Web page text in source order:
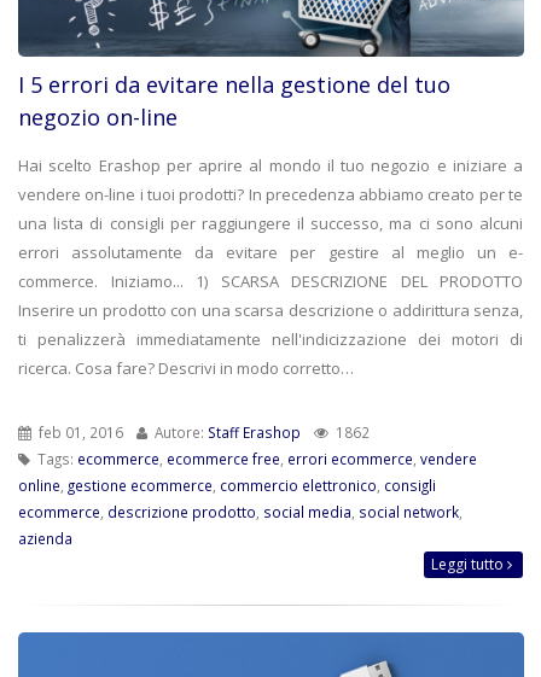
I 5 errori da evitare nella gestione del tuo
negozio on-line
Hai scelto Erashop per aprire al mondo il tuo negozio e iniziare a
vendere on-line i tuoi prodotti? In precedenza abbiamo creato per te
una lista di consigli per raggiungere il successo, ma ci sono alcuni
errori assolutamente da evitare per gestire al meglio un e-
commerce. Iniziamo... 1) SCARSA DESCRIZIONE DEL PRODOTTO
Inserire un prodotto con una scarsa descrizione o addirittura senza,
ti penalizzerà immediatamente nell'indicizzazione dei motori di
ricerca. Cosa fare? Descrivi in modo corretto…
feb 01, 2016 Autore: Staff Erashop
1862
Tags: ecommerce ecommerce free errori ecommerce vendere
online gestione ecommerce commercio elettronico consigli
ecommerce descrizione prodotto social media social network
azienda
Leggi tutto